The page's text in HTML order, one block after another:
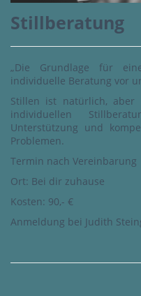
Stillberatung
„Die Grundlage für
individuelle Beratung vor
Stillen ist natürlich,
individuellen
Unterstützung und
Problemen.
Termin nach Vereinbarung
Ort: Bei dir zuhause
Kosten: 90,- €
Anmeldung bei Judith